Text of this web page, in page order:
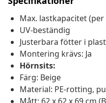
Max. lastkapacitet (per
UV-beständig
Justerbara fötter i plast
Montering krävs: Ja
Hörnsits:
Färg: Beige
Material: PE-rotting,